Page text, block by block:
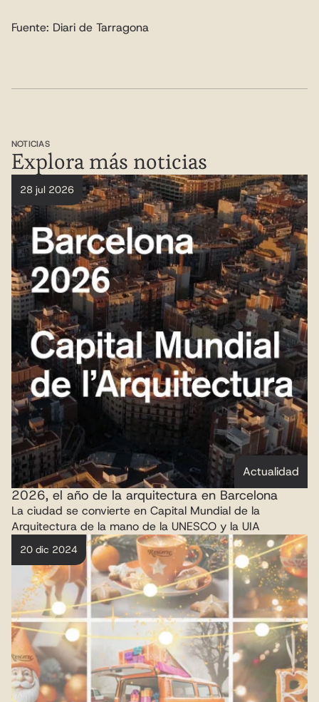
Fuente: Diari de Tarragona
NOTICIAS
Explora más noticias
28 jul 2026
Actualidad
2026, el año de la arquitectura en Barcelona
La ciudad se convierte en Capital Mundial de la
Arquitectura de la mano de la UNESCO y la UIA
20 dic 2024